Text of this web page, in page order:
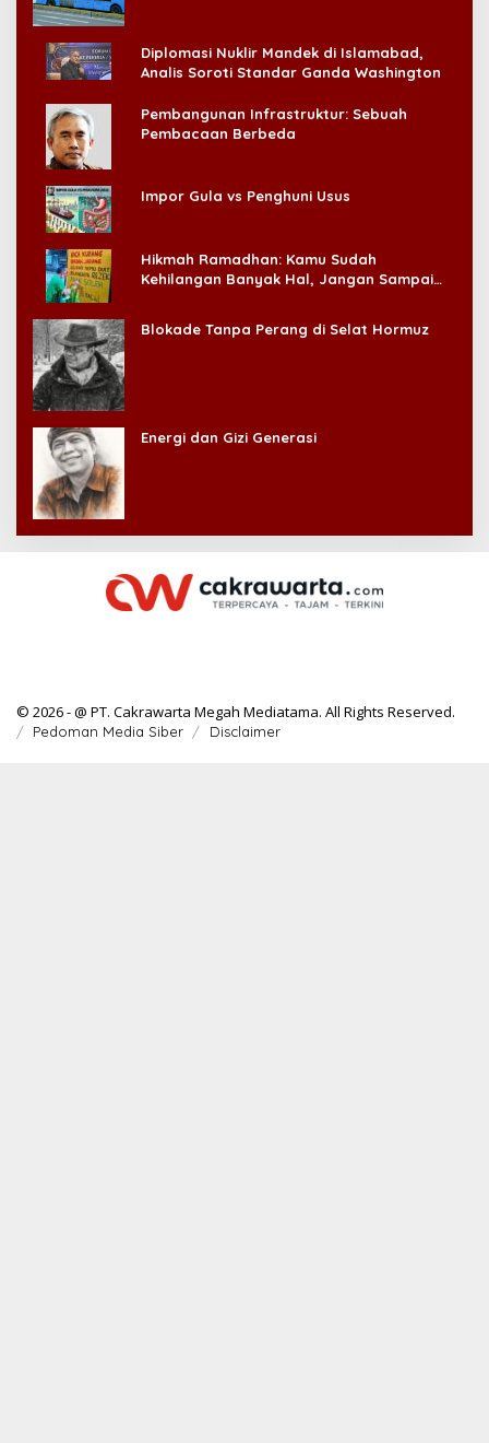
Diplomasi Nuklir Mandek di Islamabad,
Analis Soroti Standar Ganda Washington
Pembangunan Infrastruktur: Sebuah
Pembacaan Berbeda
Impor Gula vs Penghuni Usus
Hikmah Ramadhan: Kamu Sudah
Kehilangan Banyak Hal, Jangan Sampai
Blokade Tanpa Perang di Selat Hormuz
Energi dan Gizi Generasi
© 2026 - @ PT. Cakrawarta Megah Mediatama. All Rights Reserved.
Pedoman Media Siber Disclaimer